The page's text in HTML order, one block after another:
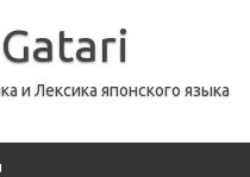
и Лексика японского языка